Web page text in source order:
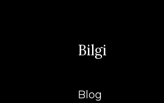
Bilgi
Blog